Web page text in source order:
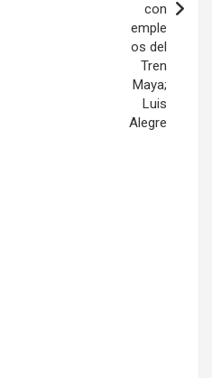
con
emple
os del
Tren
Maya;
Luis
Alegre